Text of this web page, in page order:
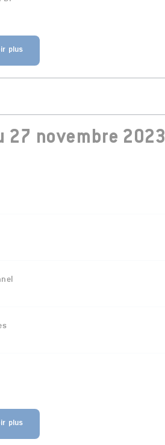
plus
27 novembre 2023
plus